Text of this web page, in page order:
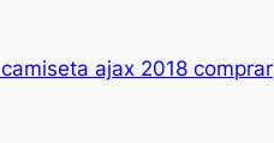
camiseta ajax 2018 comprar